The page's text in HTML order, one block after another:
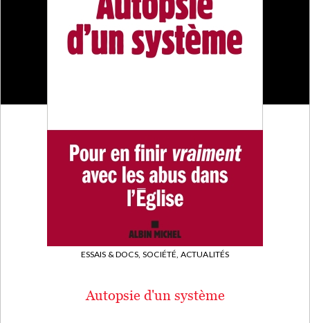
ESSAIS & DOCS, SOCIÉTÉ, ACTUALITÉS
Autopsie d'un système